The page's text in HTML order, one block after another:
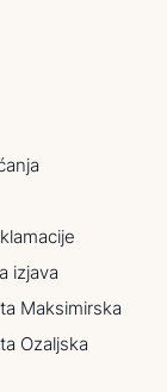
izjava
Maksimirska
Ozaljska